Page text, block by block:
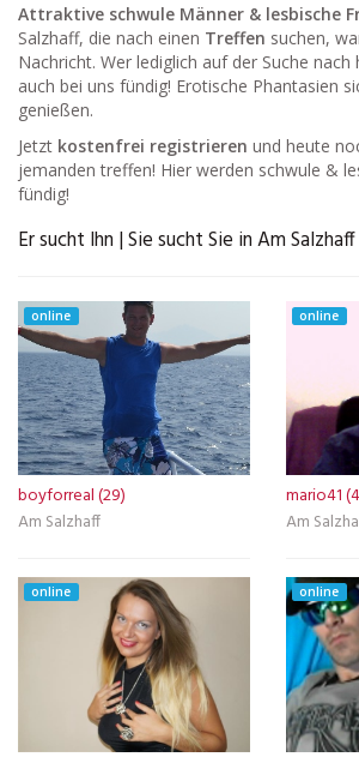
Attraktive schwule Männer & lesbische
Salzhaff, die nach einen Treffen suchen,
Nachricht. Wer lediglich auf der Suche
auch bei uns fündig! Erotische Phantasien
genießen.
Jetzt kostenfrei registrieren und heute
jemanden treffen! Hier werden schwule &
fündig!
Er sucht Ihn | Sie sucht Sie in Am Salzhaff
online
boyforreal (29)
Am Salzhaff
online
mario41
Am
online online